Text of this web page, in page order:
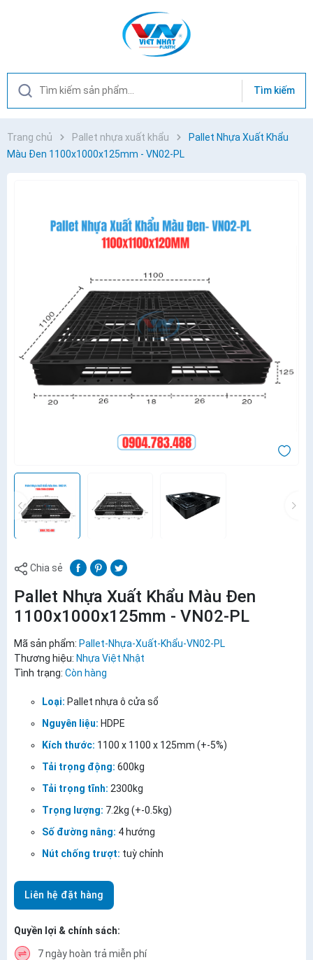
Tìm kiếm
Trang chủ Pallet nhựa xuất khẩu
Pallet Nhựa Xuất Khẩu
Màu Đen 1100x1000x125mm - VN02-PL
Chia sẻ
Pallet Nhựa Xuất Khẩu Màu Đen
1100x1000x125mm - VN02-PL
Mã sản phẩm: Pallet-Nhựa-Xuất-Khẩu-VN02-PL
Thương hiệu: Nhựa Việt Nhật
Tình trạng: Còn hàng
Loại: Pallet nhựa ô cửa sổ
Nguyên liệu: HDPE
Kích thước: 1100 x 1100 x 125mm (+-5%)
Tải trọng động: 600kg
Tải trọng tĩnh: 2300kg
Trọng lượng: 7.2kg (+-0.5kg)
Số đường nâng: 4 hướng
Nút chống trượt: tuỳ chỉnh
Liên hệ đặt hàng
Quyền lợi & chính sách:
7 ngày hoàn trả miễn phí